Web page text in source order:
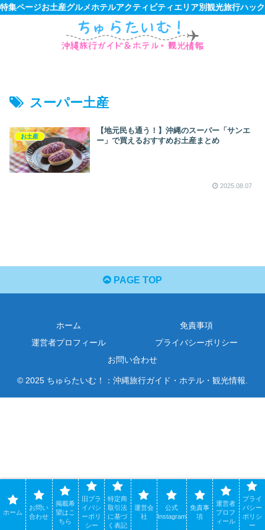
特集ページお土産グルメホテルアクティビティエリア別観光旅行ハック
スーパー土産
お土産
【地元民も通う！】沖縄のスーパー「サンエ
ー」で買えるおすすめお土産まとめ
2025.08.07
PAGE TOP
ホーム
免責事項
運営者プロフィール
プライバシーポリシー
お問い合わせ
© 2025 ちゅらたいむ！：沖縄旅行ガイド・ホテル・観光情報.
ホーム
お問い
合わせ
掲載希
望はこ
ちら
旧プラ
イバシ
ーポリ
シー
特定商
取引法
に基づ
く表記
運営会
社
公式
Instagram
免責事
項
運営者
プロフ
ィール
プライ
バシー
ポリシ
ー